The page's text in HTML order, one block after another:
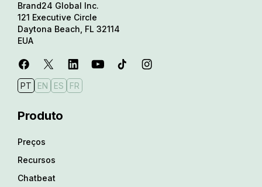
Brand24 Global Inc.
121 Executive Circle
Daytona Beach, FL 32114
EUA
PT EN ES FR
Produto
Preços
Recursos
Chatbeat